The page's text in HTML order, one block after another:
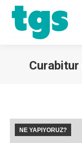
NE YAPIYORUZ?